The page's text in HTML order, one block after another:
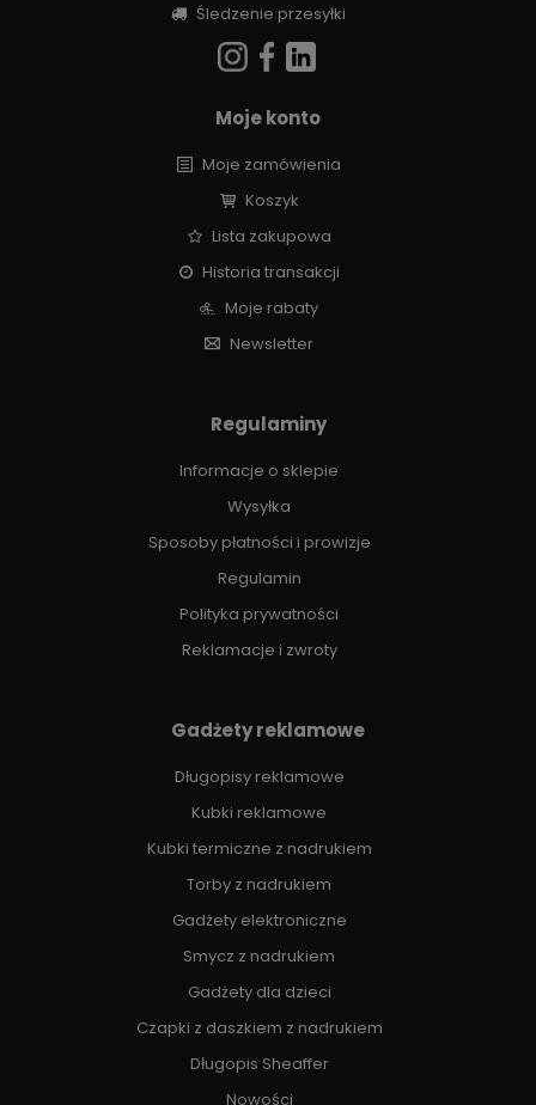
Śledzenie przesyłki
Moje konto
Moje zamówienia
Koszyk
Lista zakupowa
Historia transakcji
Moje rabaty
Newsletter
Regulaminy
Informacje o sklepie
Wysyłka
Sposoby płatności i prowizje
Regulamin
Polityka prywatności
Reklamacje i zwroty
Gadżety reklamowe
Długopisy reklamowe
Kubki reklamowe
Kubki termiczne z nadrukiem
Torby z nadrukiem
Gadżety elektroniczne
Smycz z nadrukiem
Gadżety dla dzieci
Czapki z daszkiem z nadrukiem
Długopis Sheaffer
Nowości